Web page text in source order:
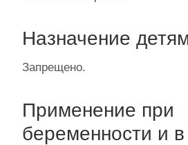
Назначение
Запрещено.
Применение при
беременности и